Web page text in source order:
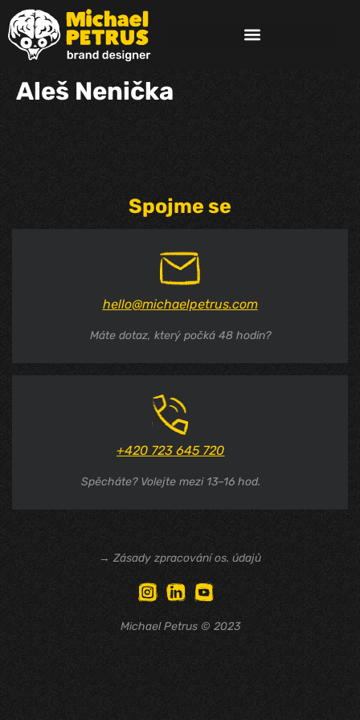
Aleš Nenička
Spojme se
hello@michaelpetrus.com
Máte dotaz, který počká 48 hodin?
+420 723 645 720
Spěcháte? Volejte mezi 13–⁠16 hod.
Michael Petrus © 2023
→ Zásady zpracování os. údajů